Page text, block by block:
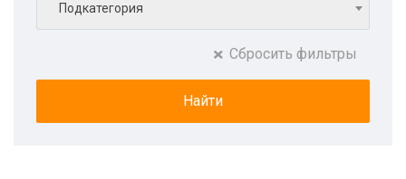
Подкатегория
Сбросить фильтры